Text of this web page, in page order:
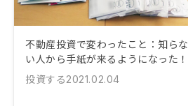
不動産投資で変わったこと：知らな
い人から手紙が来るようになった！
投資する2021.02.04